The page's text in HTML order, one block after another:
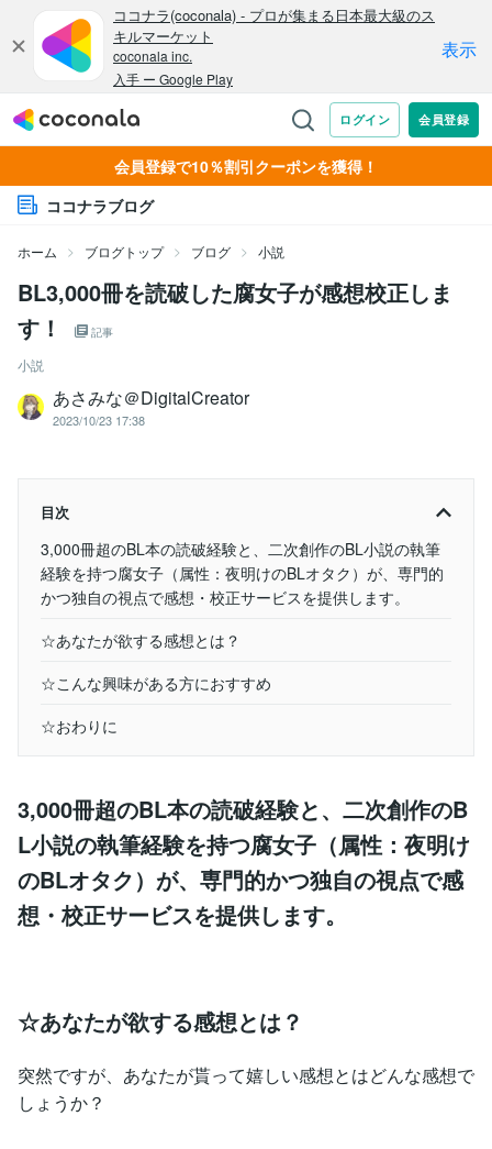
会員登録で10％割引クーポンを獲得！
ココナラブログ
ホーム ブログトップ ブログ 小説
BL3,000冊を読破した腐女子が感想校正しま
す！
記事
小説
あさみな＠DigitalCreator
2023/10/23 17:38
目次
3,000冊超のBL本の読破経験と、二次創作のBL小説の執筆
経験を持つ腐女子（属性：夜明けのBLオタク）が、専門的
かつ独自の視点で感想・校正サービスを提供します。
☆あなたが欲する感想とは？
☆こんな興味がある方におすすめ
☆おわりに
3,000冊超のBL本の読破経験と、二次創作のB
L小説の執筆経験を持つ腐女子（属性：夜明け
のBLオタク）が、専門的かつ独自の視点で感
想・校正サービスを提供します。
☆あなたが欲する感想とは？
突然ですが、あなたが貰って嬉しい感想とはどんな感想で
しょうか？